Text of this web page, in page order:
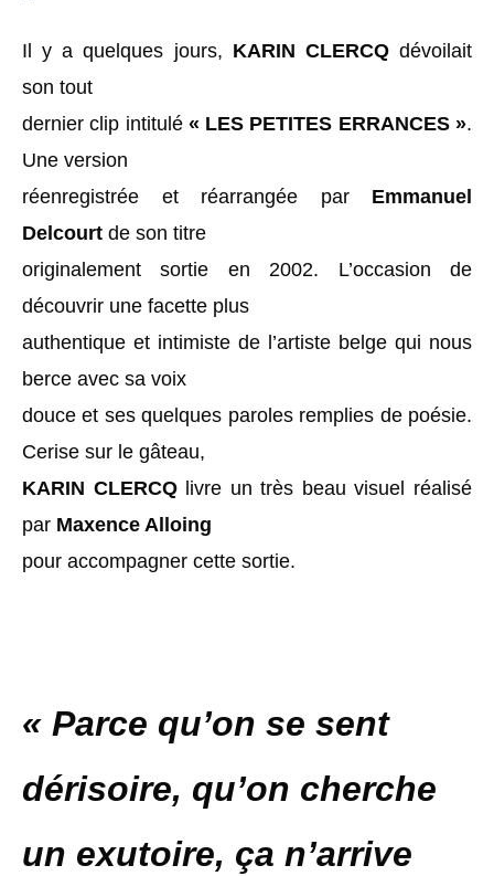
Il y a quelques jours, KARIN CLERCQdévoilait
son tout
dernier clip intitulé « LES PETITES ERRANCES ».
Une version
réenregistrée et réarrangée par Emmanuel
Delcourt de son titre
originalement sortie en 2002. L’occasion de
découvrir une facette plus
authentique et intimiste de l’artiste belge qui nous
berce avec sa voix
douce et ses quelques paroles remplies de poésie.
Cerise sur le gâteau,
KARIN CLERCQlivre un très beau visuel réalisé
par Maxence Alloing
pour accompagner cette sortie.
« Parce qu’on se sent
dérisoire, qu’on cherche
un exutoire, ça n’arrive